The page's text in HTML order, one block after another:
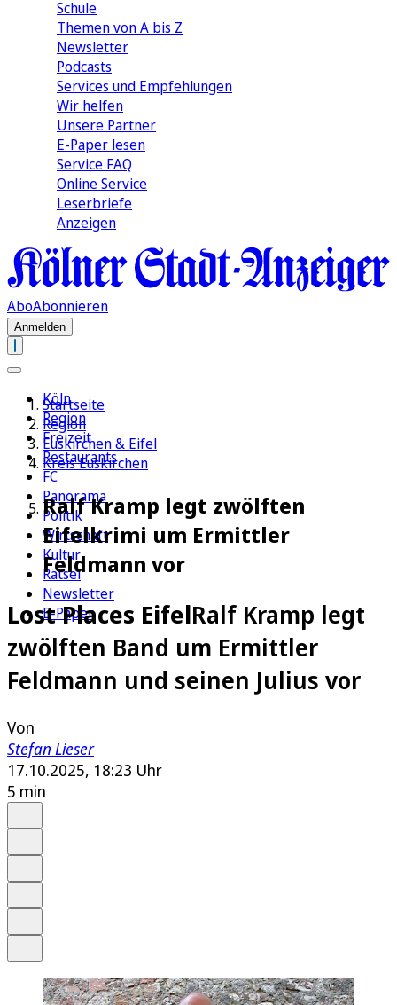
Schule
Themen von A bis Z
Newsletter
Podcasts
Services und Empfehlungen
Wir helfen
Unsere Partner
E-Paper lesen
Service FAQ
Online Service
Leserbriefe
Anzeigen
AboAbonnieren
Anmelden
Köln
Region
Freizeit
Restaurants
FC
Panorama
Politik
Wirtschaft
Kultur
Rätsel
Newsletter
E-Paper
Startseite
Region
Euskirchen & Eifel
Kreis Euskirchen
Ralf Kramp legt zwölften
Eifelkrimi um Ermittler
Feldmann vor
Lost Places EifelRalf Kramp legt
zwölften Band um Ermittler
Feldmann und seinen Julius vor
Von
Stefan Lieser
17.10.2025, 18:23 Uhr
5 min